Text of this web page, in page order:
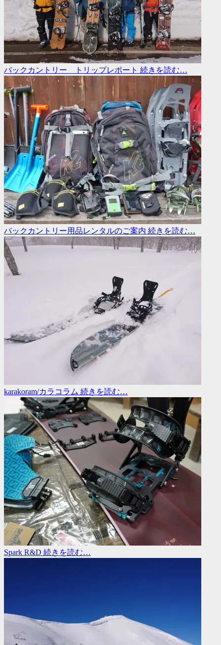
バックカントリー トリップレポート 続きを読む…
バックカントリー用品レンタルのご案内 続きを読む…
karakoram/カラコラム 続きを読む…
Spark R&D 続きを読む…